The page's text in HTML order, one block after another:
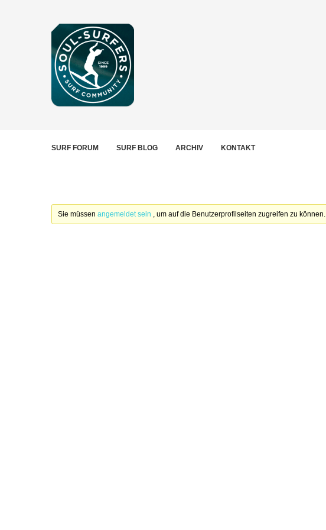
SURF FORUM SURF BLOG ARCHIV KONTAKT
Sie müssenangemeldet sein , um auf die Benutzerprofilseiten zugreifen zu können.